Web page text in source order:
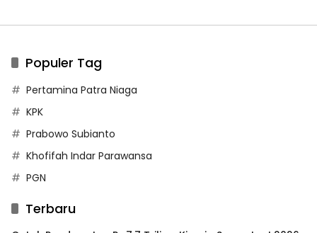
Populer Tag
Pertamina Patra Niaga
KPK
Prabowo Subianto
Khofifah Indar Parawansa
PGN
Terbaru